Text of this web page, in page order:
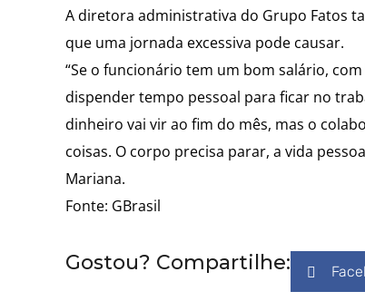
A diretora administrativa do Grupo Fatos
que uma jornada excessiva pode causar.
“Se o funcionário tem um bom salário,
dispender tempo pessoal para ficar no
dinheiro vai vir ao fim do mês, mas o
coisas. O corpo precisa parar, a vida
Mariana.
Fonte: GBrasil
Gostou? Compartilhe: